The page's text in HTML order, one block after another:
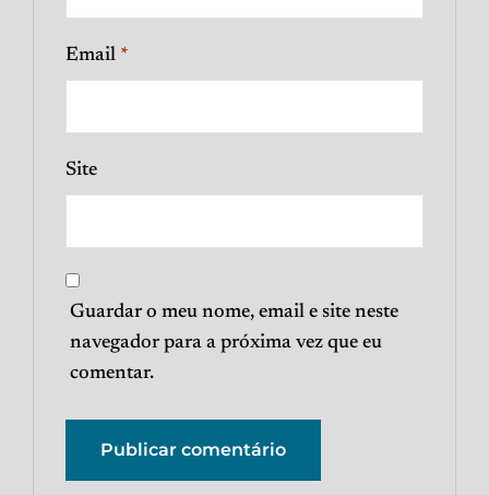
Email *
Site
Guardar o meu nome, email e site neste
navegador para a próxima vez que eu
comentar.